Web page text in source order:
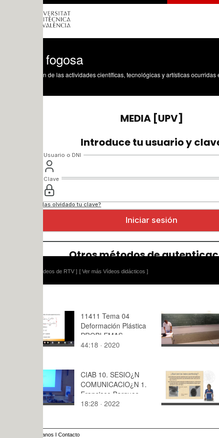
de las actividades científicas, tecnológicas y artísticas ocurridas en los tres
[ Ver más Vídeos didácticos ]
11411 Tema 04
Deformación Plástica
PROBLEMAS
44:18 · 2020
Definición
3:26 · 2021
CIAB 10. SESIO¿N
COMUNICACIO¿N 1.
Francisco Bargues
Reinoso.
18:28 · 2022
Metálicas
4:48 · 2011